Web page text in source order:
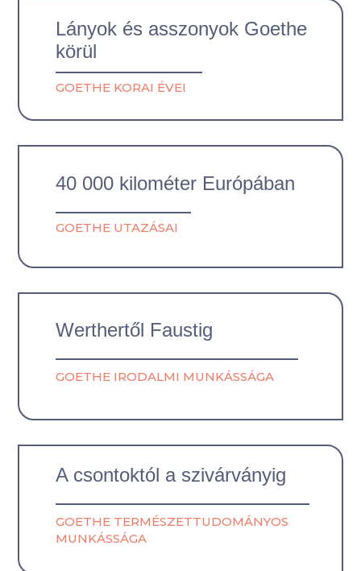
Lányok és asszonyok Goethe
körül
GOETHE KORAI ÉVEI
40 000 kilométer Európában
GOETHE UTAZÁSAI
Werthertől Faustig
GOETHE IRODALMI MUNKÁSSÁGA
A csontoktól a szivárványig
GOETHE TERMÉSZETTUDOMÁNYOS
MUNKÁSSÁGA